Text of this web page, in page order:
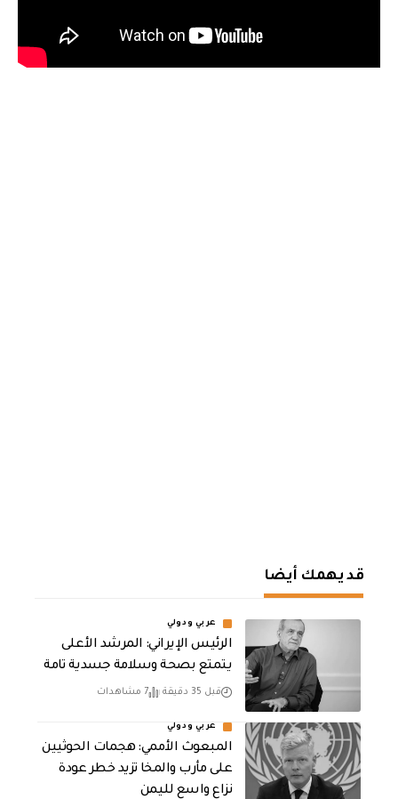
قد يهمك أيضا
عربي ودولي
الرئيس الإيراني: المرشد الأعلى
يتمتع بصحة وسلامة جسدية تامة
قبل 35 دقيقة 7 مشاهدات
عربي ودولي
المبعوث الأممي: هجمات الحوثيين
على مأرب والمخا تزيد خطر عودة
نزاع واسع لليمن